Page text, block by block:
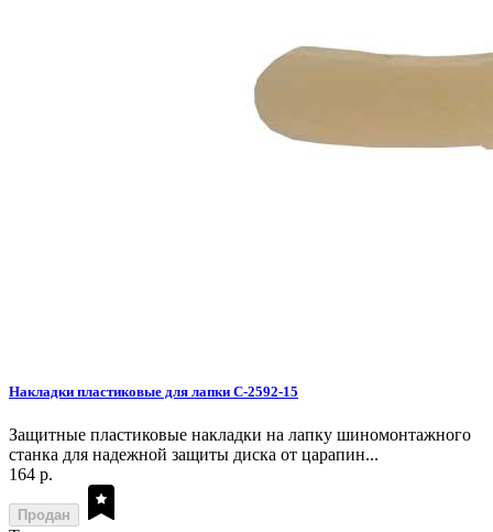
Накладки пластиковые для лапки C-2592-15
Защитные пластиковые накладки на лапку шиномонтажного
станка для надежной защиты диска от царапин...
164 р.
Продан